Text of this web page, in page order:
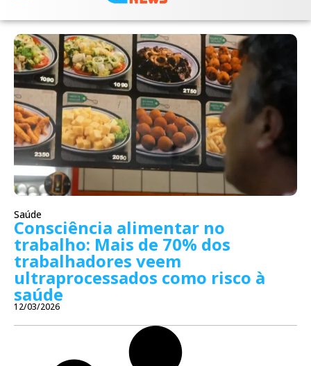
Saúde
Consciência alimentar no
trabalho: Mais de 70% dos
trabalhadores veem
ultraprocessados como risco à
saúde
12/03/2026